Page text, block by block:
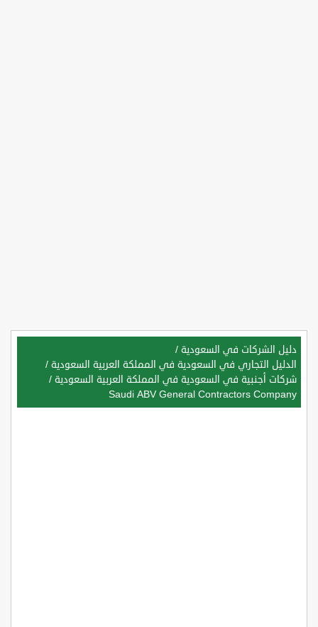
دليل الشركات في السعودية /
الدليل التجاري في السعودية في المملكة العربية السعودية /
شركات أجنبية في السعودية في المملكة العربية السعودية /
Saudi ABV General Contractors Company